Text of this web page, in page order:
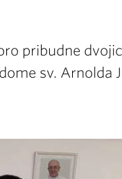
pribudne
sv. Arnolda